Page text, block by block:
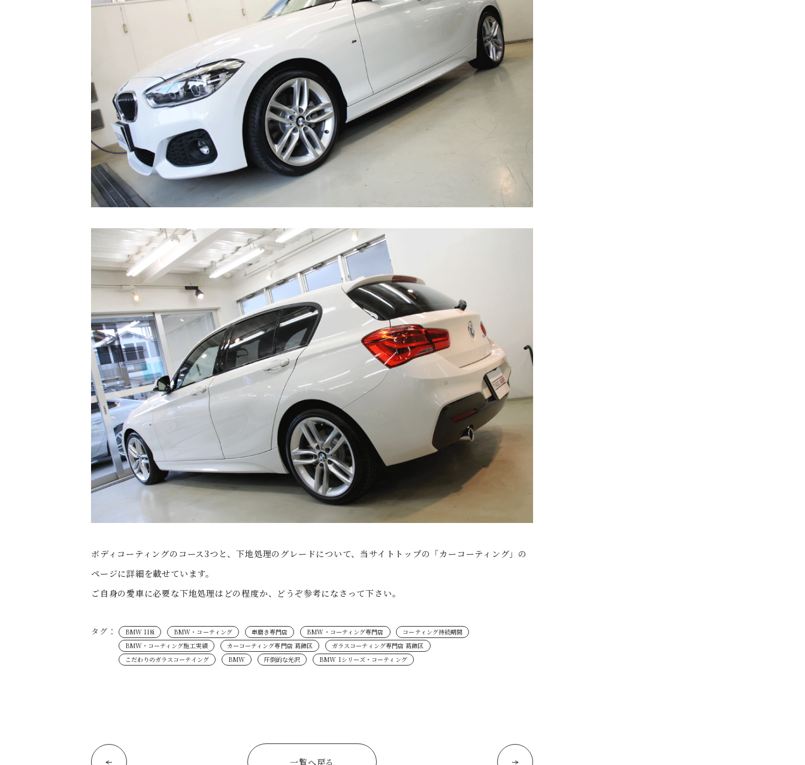
ボディコーティングのコース3つと、下地処理のグレードについて、当サイトトップの「カーコーティング」の
ページに詳細を載せています。
ご自身の愛車に必要な下地処理はどの程度か、どうぞ参考になさって下さい。
タグ： BMW 118i BMW・コーティング 車磨き専門店 BMW・コーティング専門店
コーティング持続期間
BMW・コーティング施工実績
カーコーティング専門店 葛飾区
ガラスコーティング専門店 葛飾区
こだわりのガラスコーテイング
BMW 圧倒的な光沢 BMW 1シリーズ・コーティング
一覧へ戻る